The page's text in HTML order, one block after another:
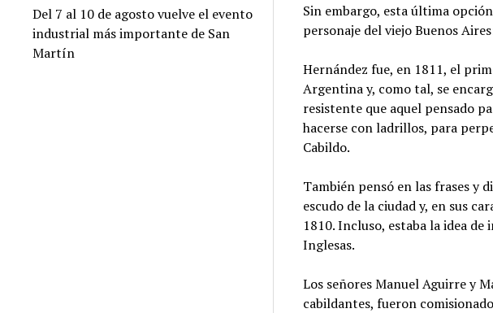
Del 7 al 10 de agosto vuelve el evento
industrial más importante de San
Martín
Sin embargo, esta última
personaje del viejo Buenos
Hernández fue, en 1811, el
Argentina y, como tal, se
resistente que aquel pensado
hacerse con ladrillos, para
Cabildo.
También pensó en las frases y
escudo de la ciudad y, en sus
1810. Incluso, estaba la idea
Inglesas.
Los señores Manuel Aguirre y
cabildantes, fueron